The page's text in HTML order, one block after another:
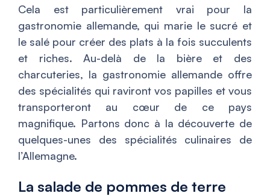
Cela est particulièrement vrai pour la
gastronomie allemande, qui marie le sucré et
le salé pour créer des plats à la fois succulents
et riches. Au-delà de la bière et des
charcuteries, la gastronomie allemande offre
des spécialités qui raviront vos papilles et vous
transporteront au cœur de ce pays
magnifique. Partons donc à la découverte de
quelques-unes des spécialités culinaires de
l’Allemagne.
La salade de pommes de terre